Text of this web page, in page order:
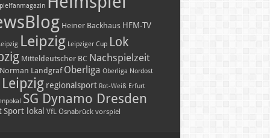
Heiner Backhaus HFM-TV
Leipzig Leipziger Cup Lok
Mitteldeutscher BC Nachspielzeit
Norman Landgraf Oberliga Oberliga Nordost
Leipzig regionalsport Rot-Weiß Erfurt
SG Dynamo Dresden
Sport lokal VfL Osnabrück vorspiel